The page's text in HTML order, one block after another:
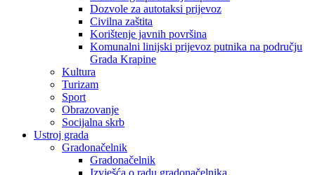
Dozvole za autotaksi prijevoz
Civilna zaštita
Korištenje javnih površina
Komunalni linijski prijevoz putnika na području
Grada Krapine
Kultura
Turizam
Sport
Obrazovanje
Socijalna skrb
Ustroj grada
Gradonačelnik
Gradonačelnik
Izvješća o radu gradonačelnika